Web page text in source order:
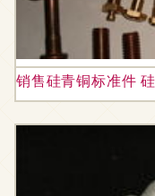
销售硅青铜标准件